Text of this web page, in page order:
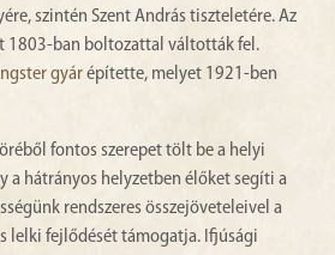
szintén Szent András tiszteletére. Az
1803-ban boltozattal váltották fel.
gyárépítette, melyet 1921-ben
fontos szerepet tölt be a helyi
a hátrányos helyzetben élőket segíti a
rendszeres összejöveteleivel a
lelki fejlődését támogatja. Ifjúsági